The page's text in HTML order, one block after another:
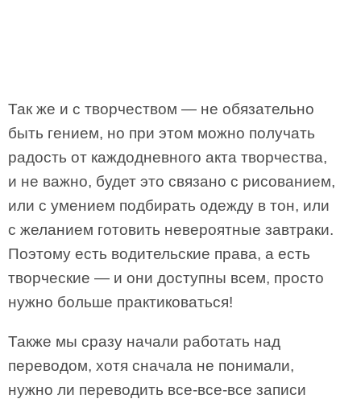
Так же и с творчеством — не обязательно
быть гением, но при этом можно получать
радость от каждодневного акта творчества,
и не важно, будет это связано с рисованием,
или с умением подбирать одежду в тон, или
с желанием готовить невероятные завтраки.
Поэтому есть водительские права, а есть
творческие — и они доступны всем, просто
нужно больше практиковаться!
Также мы сразу начали работать над
переводом, хотя сначала не понимали,
нужно ли переводить все-все-все записи